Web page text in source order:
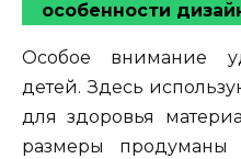
особенности
Особое внимание
детей. Здесь
для здоровья
размеры